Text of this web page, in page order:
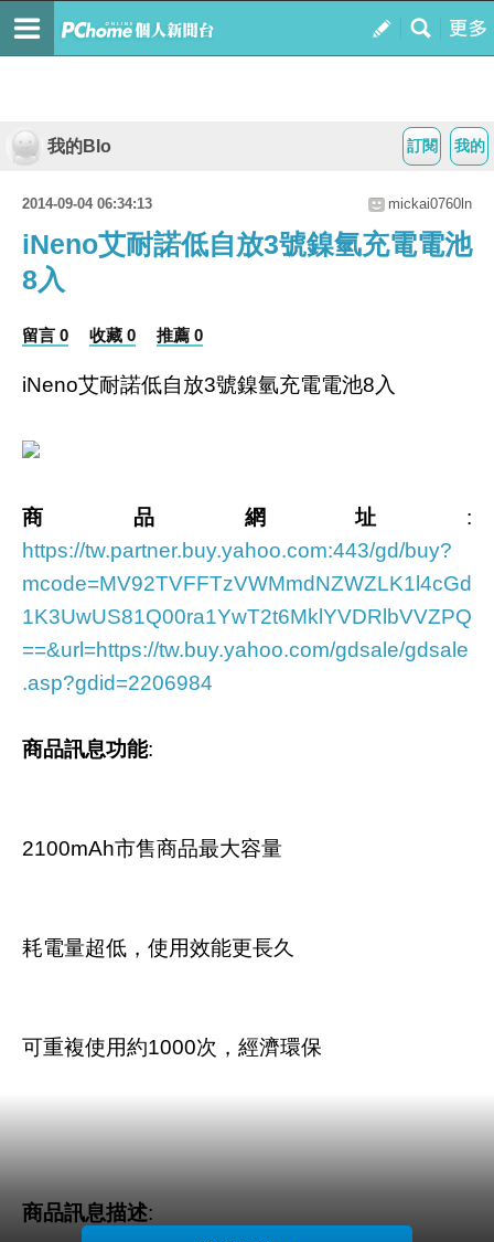
我的
訂閱
我的Blo
2014-09-04 06:34:13 mickai0760ln
iNeno艾耐諾低自放3號鎳氫充電電池
8入
留言 0 收藏 0 推薦 0
iNeno艾耐諾低自放3號鎳氫充電電池8入
商品網址 :
https://tw.partner.buy.yahoo.com:443/gd/buy?
mcode=MV92TVFFTzVWMmdNZWZLK1l4cGd
1K3UwUS81Q00ra1YwT2t6MklYVDRlbVVZPQ
==&url=https://tw.buy.yahoo.com/gdsale/gdsale
.asp?gdid=2206984
商品訊息功能:
2100mAh市售商品最大容量
耗電量超低，使用效能更長久
可重複使用約1000次，經濟環保
商品訊息描述: